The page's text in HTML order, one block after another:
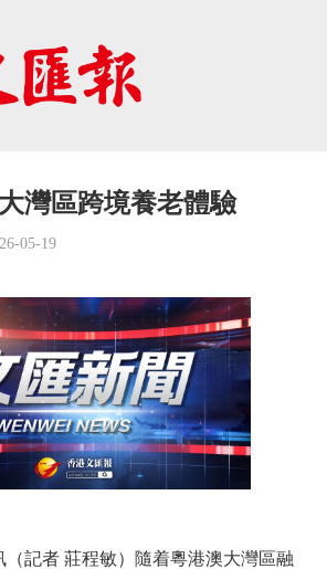
灣區跨境養老體驗
05-19
記者 莊程敏）隨着粵港澳大灣區融